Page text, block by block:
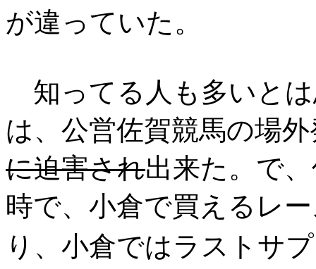
が違っていた。
知ってる人も多いと
は、公営佐賀競馬の場
に迫害され出来た。で
時で、小倉で買えるレ
り、小倉ではラストサ